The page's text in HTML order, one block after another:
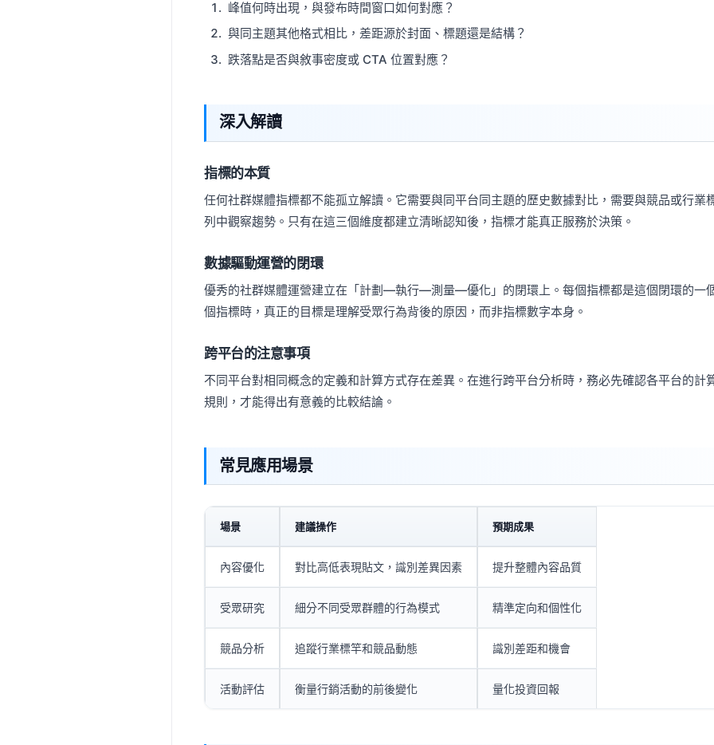
峰值何時出現，與發布時間窗口如何對應？
與同主題其他格式相比，差距源於封面、標題還是結構？
跌落點是否與敘事密度或 CTA 位置對應？
深入解讀
指標的本質
任何社群媒體指標都不能孤立解讀。它需要與同平台同主題的歷史數據對比，需要與競品或行業
列中觀察趨勢。只有在這三個維度都建立清晰認知後，指標才能真正服務於決策。
數據驅動運營的閉環
優秀的社群媒體運營建立在「計劃—執行—測量—優化」的閉環上。每個指標都是這個閉環的一
個指標時，真正的目標是理解受眾行為背後的原因，而非指標數字本身。
跨平台的注意事項
不同平台對相同概念的定義和計算方式存在差異。在進行跨平台分析時，務必先確認各平台的計
規則，才能得出有意義的比較結論。
常見應用場景
場景 建議操作 預期成果
內容優化 對比高低表現貼文，識別差異因素 提升整體內容品質
受眾研究 細分不同受眾群體的行為模式 精準定向和個性化
競品分析 追蹤行業標竿和競品動態 識別差距和機會
活動評估 衡量行銷活動的前後變化 量化投資回報